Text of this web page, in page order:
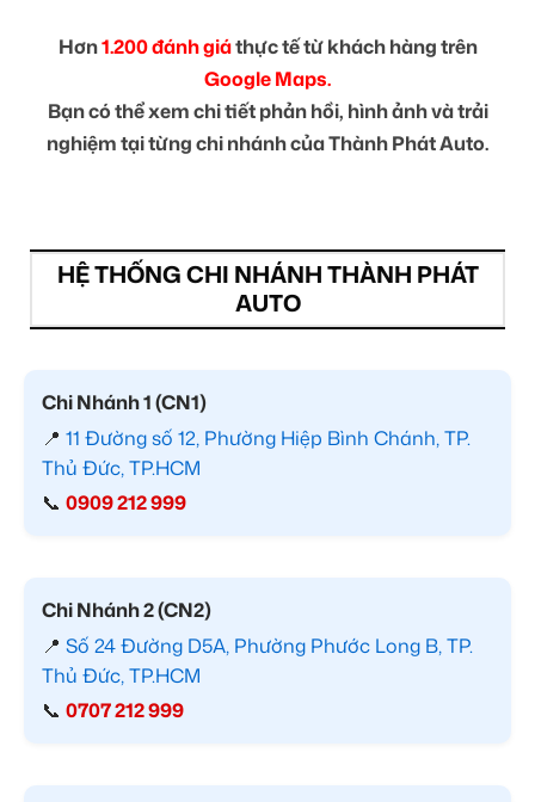
Hơn1.200 đánh giáthực tế từ khách hàng trên
Google Maps.
Bạn có thể xem chi tiết phản hồi, hình ảnh và trải
nghiệm tại từng chi nhánh của Thành Phát Auto.
HỆ THỐNG CHI NHÁNH THÀNH PHÁT
AUTO
Chi Nhánh 1 (CN1)
📍 11 Đường số 12, Phường Hiệp Bình Chánh, TP.
Thủ Đức, TP.HCM
📞 0909 212 999
Chi Nhánh 2 (CN2)
📍 Số 24 Đường D5A, Phường Phước Long B, TP.
Thủ Đức, TP.HCM
📞 0707 212 999